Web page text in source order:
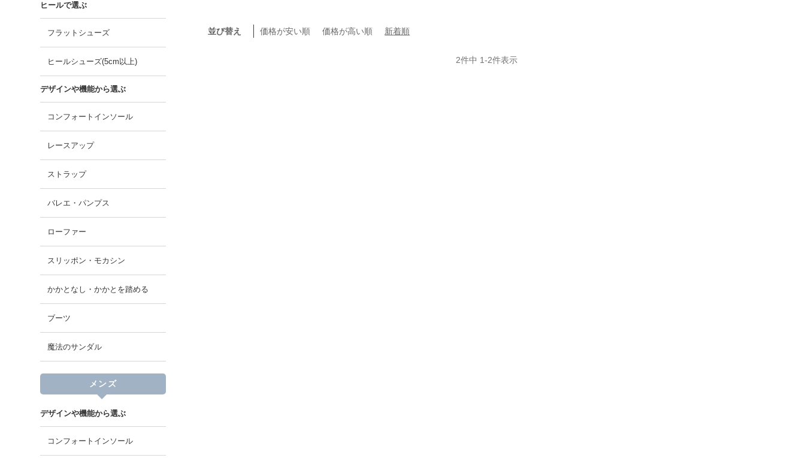
ヒールで選ぶ
フラットシューズ
ヒールシューズ(5cm以上)
デザインや機能から選ぶ
コンフォートインソール
レースアップ
ストラップ
バレエ・パンプス
ローファー
スリッポン・モカシン
かかとなし・かかとを踏める
ブーツ
魔法のサンダル
メンズ
デザインや機能から選ぶ
コンフォートインソール
並び替え 価格が安い順 価格が高い順 新着順
2件中 1-2件表示